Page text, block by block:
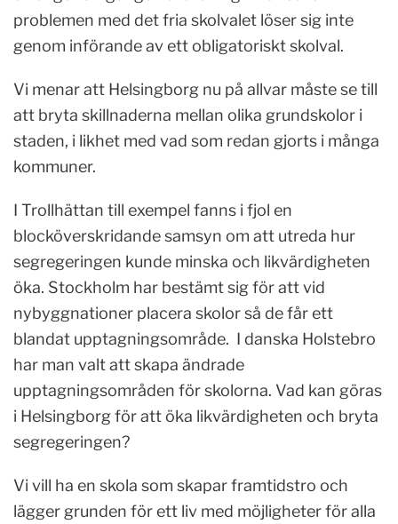
problemen med det fria skolvalet löser sig inte
genom införande av ett obligatoriskt skolval.
Vi menar att Helsingborg nu på allvar måste se till
att bryta skillnaderna mellan olika grundskolor i
staden, i likhet med vad som redan gjorts i många
kommuner.
I Trollhättan till exempel fanns i fjol en
blocköverskridande samsyn om att utreda hur
segregeringen kunde minska och likvärdigheten
öka. Stockholm har bestämt sig för att vid
nybyggnationer placera skolor så de får ett
blandat upptagningsområde. I danska Holstebro
har man valt att skapa ändrade
upptagningsområden för skolorna. Vad kan göras
i Helsingborg för att öka likvärdigheten och bryta
segregeringen?
Vi vill ha en skola som skapar framtidstro och
lägger grunden för ett liv med möjligheter för alla